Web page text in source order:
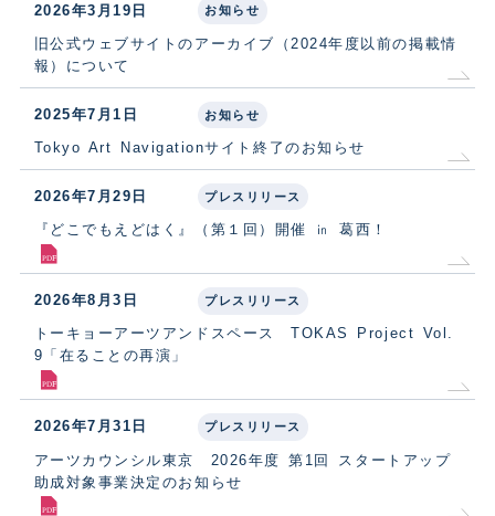
2026年3月19日 お知らせ
旧公式ウェブサイトのアーカイブ（2024年度以前の掲載情
報）について
2025年7月1日 お知らせ
Tokyo Art Navigationサイト終了のお知らせ
2026年7月29日 プレスリリース
『どこでもえどはく』（第１回）開催 ㏌ 葛西！
2026年8月3日 プレスリリース
トーキョーアーツアンドスペース TOKAS Project Vol.
9「在ることの再演」
2026年7月31日 プレスリリース
アーツカウンシル東京 2026年度 第1回 スタートアップ
助成対象事業決定のお知らせ